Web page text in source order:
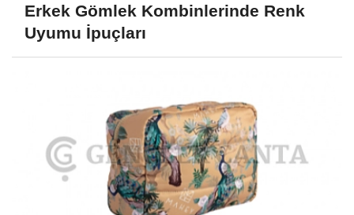
Erkek Gömlek Kombinlerinde Renk
Uyumu İpuçları